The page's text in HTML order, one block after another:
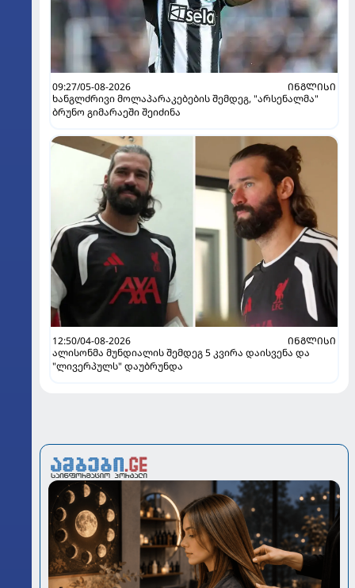
09:27/05-08-2026
ᲘᲜᲒᲚᲘᲡᲘ
ხანგლძრივი მოლაპარაკებების შემდეგ, "არსენალმა"
ბრუნო გიმარაეში შეიძინა
12:50/04-08-2026
ᲘᲜᲒᲚᲘᲡᲘ
ალისონმა მუნდიალის შემდეგ 5 კვირა დაისვენა და
"ლივერპულს" დაუბრუნდა